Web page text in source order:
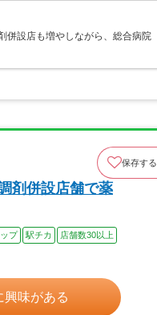
併設店も増やしながら、総合病院
保存する
剤併設店舗で薬
プ 駅チカ
店舗数30以上
興味がある